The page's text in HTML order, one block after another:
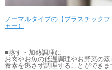
ノーマルタイプの【プラスチック
ャー）
■蒸す・加熱調理に
お肉やお魚の低温調理やお野菜の
養素を逃さず調理することができま